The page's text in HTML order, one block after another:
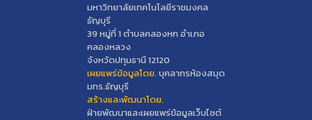
มหาวิทยาลัยเทคโนโลยีราชมงคล
ธัญบุรี
39 หมู่ที่ 1 ตำบลคลองหก อำเภอ
คลองหลวง
จังหวัดปทุมธานี 12120
เผยแพร่ข้อมูลโดย.บุคลากรห้องสมุด
มทร.ธัญบุรี
สร้างและพัฒนาโดย.
ฝ่ายพัฒนาและเผยแพร่ข้อมูลเว็บไซต์